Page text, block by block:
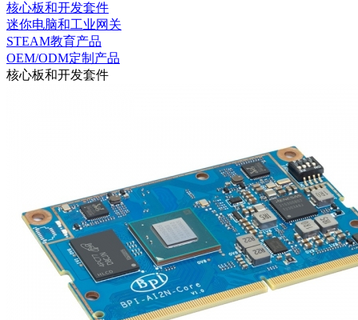
核心板和开发套件
迷你电脑和工业网关
STEAM教育产品
OEM/ODM定制产品
核心板和开发套件